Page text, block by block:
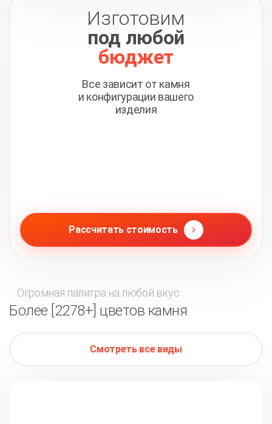
Изготовим
под любой
бюджет
Все зависит от камня
и конфигурации вашего
изделия
Рассчитать стоимость
Огромная палитра на любой вкус
Более [2278+] цветов камня
Смотреть все виды